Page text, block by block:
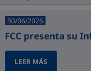
30/06/2026
FCC presenta su
LEER MÁS